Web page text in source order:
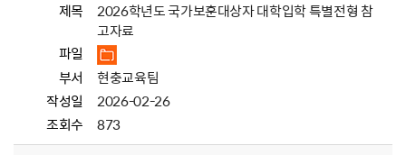
제목
2026학년도 국가보훈대상자 대학입학 특별전형 참
고자료
파일
부서
현충교육팀
작성일
2026-02-26
조회수
873